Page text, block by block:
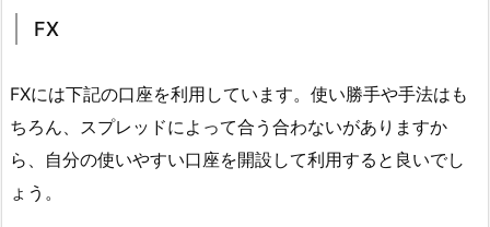
FX
FXには下記の口座を利用しています。使い勝手や手法はも
ちろん、スプレッドによって合う合わないがありますか
ら、自分の使いやすい口座を開設して利用すると良いでし
ょう。